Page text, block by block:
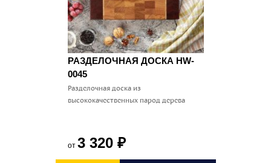
РАЗДЕЛОЧНАЯ ДОСКА HW-
0045
Разделочная доска из
высококачественных парод дерева
от 3 320 ₽